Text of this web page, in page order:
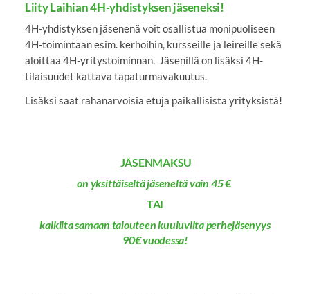
Liity Laihian 4H-yhdistyksen jäseneksi!
4H-yhdistyksen jäsenenä voit osallistua monipuoliseen
4H-toimintaan esim. kerhoihin, kursseille ja leireille sekä
aloittaa 4H-yritystoiminnan. Jäsenillä on lisäksi 4H-
tilaisuudet kattava tapaturmavakuutus.
Lisäksi saat rahanarvoisia etuja paikallisista yrityksistä!
JÄSENMAKSU
on yksittäiseltä jäseneltä vain 45 €
TAI
kaikilta samaan talouteen kuuluviltaperhejäsenyys
90€vuodessa!